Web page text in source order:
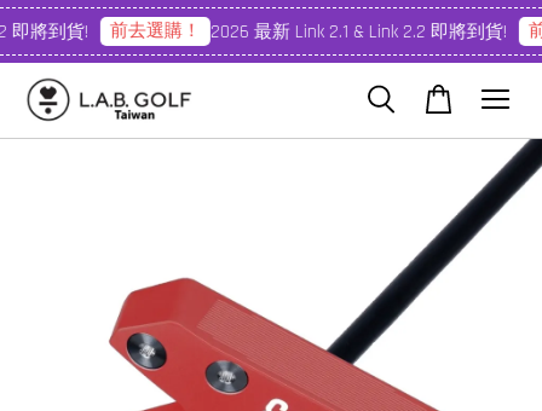
將到貨! 前去選購！ 2026 最新 Link 2.1 & Link 2.2 即將到貨! 前